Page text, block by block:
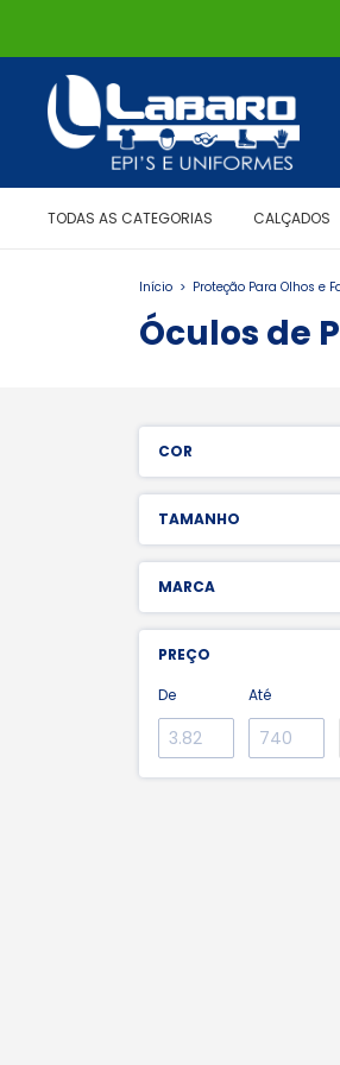
TODAS AS CATEGORIAS CALÇADOS
Início > Proteção Para Olhos e
Óculos de
COR
TAMANHO
MARCA
PREÇO
De
Até